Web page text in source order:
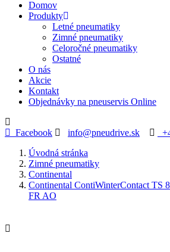
Domov
Produkty
Letné pneumatiky
Zimné pneumatiky
Celoročné pneumatiky
Ostatné
O nás
Akcie
Kontakt
Objednávky na pneuservis Online
Facebook info@pneudrive.sk
Úvodná stránka
Zimné pneumatiky
Continental
Continental ContiWinterContact TS
FR AO
